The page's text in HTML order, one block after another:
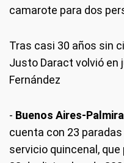
camarote para dos
Tras casi 30 años sin
Justo Daract volvió en
Fernández
- Buenos Aires-Palmira
cuenta con 23
servicio quincenal,